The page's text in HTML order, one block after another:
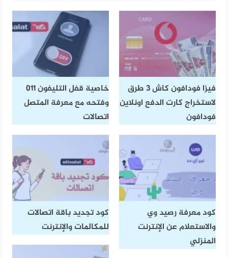
فيزا فودافون كاش 3 طرق
لاستخراج كارت الدفع اونلاين
فودافون
خاصية قفل التليفون 011
وفتحه مع معرفة المتصل
اتصالات
كود معرفة رصيد وي
والاستعلام عن الإنترنت
المنزلي
كود تجديد باقة اتصالات
للمكالمات والإنترنت